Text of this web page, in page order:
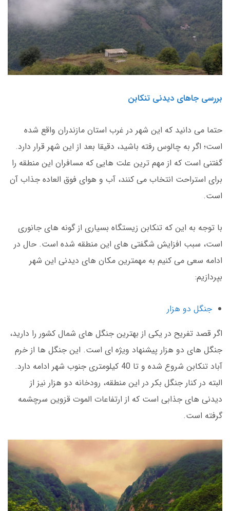
بررسی جاهای دیدنی تنکابن
حتما می دانید که این شهر در غرب استان مازندران واقع شده
است؛ اگر به چالوس رفته باشید، دقیقا بعد از این شهر قرار دارد.
گفتنی است که از مهم ترین علت هایی که مسافران این منطقه را
برای استراحت انتخاب می کنند، آب و هوای فوق العاده جذاب آن
است.
با توجه به این که تنکابن زیستگاه بسیاری از گونه های جانوری
است، سبب افزایش شگفتی های این منطقه شده است. حال در
ادامه سعی می کنیم به مهمترین مکان های دیدنی این شهر
بپردازیم:
جنگل دو هزار
اگر قصد تفریح در یکی از بهترین جنگل های شمال کشور را دارید،
جنگل های دو هزار پیشنهاد ویژه ای است. این جنگل ها از خرم
آباد تنکابن شروع شده و تا 40 کیلومتری جنوب شهر ادامه دارد.
البته در کنار جنگل بکر در این منطقه، رودخانه دو هزار نیز از
دیدنی های جذابی است که از ارتفاعات الموت قزوین سرچشمه
گرفته است.